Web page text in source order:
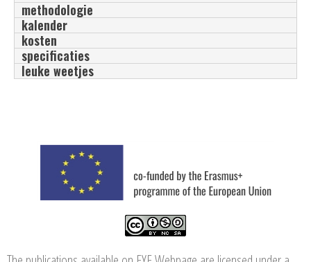
methodologie
kalender
kosten
specificaties
leuke weetjes